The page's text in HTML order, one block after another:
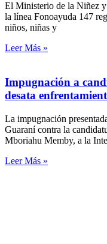
El Ministerio de la Niñez
la línea Fonoayuda 147
niños, niñas y
Leer Más »
Impugnación a
desata
La impugnación
Guaraní contra la
Mboriahu Memby, a la
Leer Más »